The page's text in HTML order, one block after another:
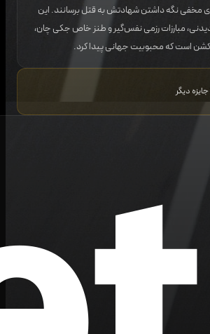
مخفی نگه داشتن شهادتش به قتل برسانند. این
مبارزات رزمی نفس‌گیر و طنز خاص جکی چان،
اکشن است که محبوبیت جهانی پیدا کرد.